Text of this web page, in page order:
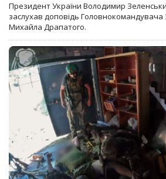
Президент України Володимир
заслухав доповідь
Михайла Драпатого.